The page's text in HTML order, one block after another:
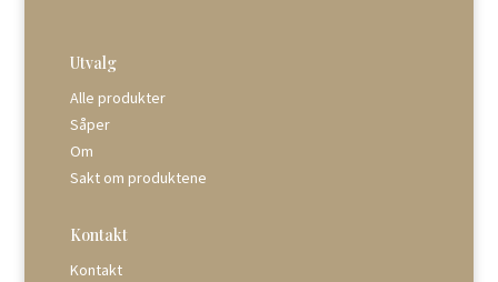
Utvalg
Alle produkter
Såper
Om
Sakt om produktene
Kontakt
Kontakt